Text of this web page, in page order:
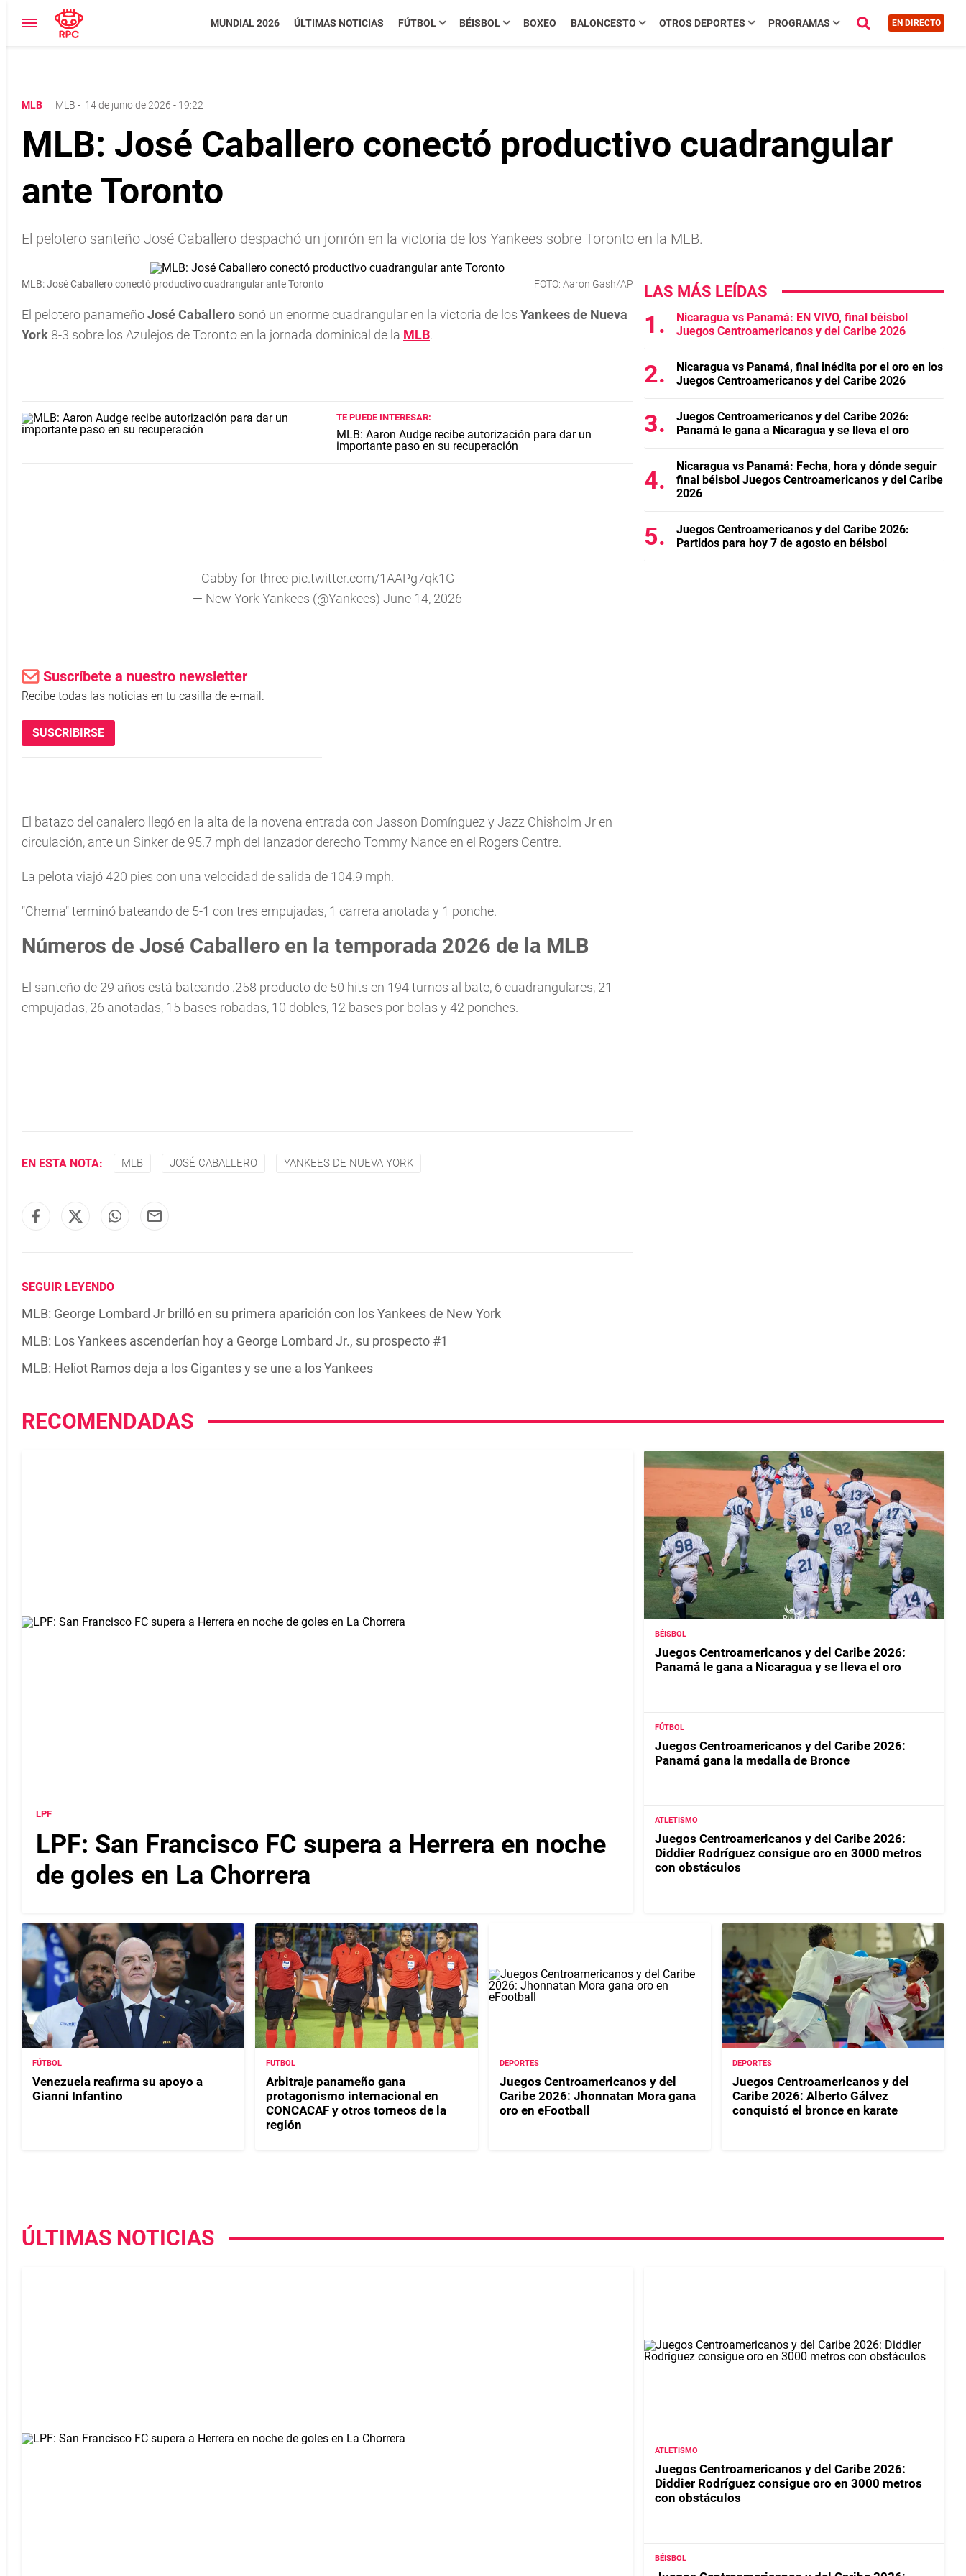
MUNDIAL 2026 ÚLTIMAS NOTICIAS FÚTBOL BÉISBOL BOXEO BALONCESTO OTROS DEPORTES PROGRAMAS EN DIRECTO
MLB MLB - 14 de junio de 2026 - 19:22
MLB: José Caballero conectó productivo cuadrangular
ante Toronto
El pelotero santeño José Caballero despachó un jonrón en la victoria de los Yankees sobre Toronto en la MLB.
MLB: José Caballero conectó productivo cuadrangular ante Toronto FOTO: Aaron Gash/AP
El pelotero panameñoJosé Caballero sonó un enorme cuadrangular en la victoria de los Yankees de Nueva
York 8-3 sobre los Azulejos de Toronto en la jornada dominical de la MLB.
TE PUEDE INTERESAR:
MLB: Aaron Audge recibe autorización para dar un
importante paso en su recuperación
Cabby for three pic.twitter.com/1AAPg7qk1G
— New York Yankees (@Yankees) June 14, 2026
Suscríbete a nuestro newsletter
Recibe todas las noticias en tu casilla de e-mail.
SUSCRIBIRSE
El batazo del canalero llegó en la alta de la novena entrada con Jasson Domínguez y Jazz Chisholm Jr en
circulación, ante un Sinker de 95.7 mph del lanzador derecho Tommy Nance en el Rogers Centre.
La pelota viajó 420 pies con una velocidad de salida de 104.9 mph.
"Chema" terminó bateando de 5-1 con tres empujadas, 1 carrera anotada y 1 ponche.
Números de José Caballero en la temporada 2026 de la MLB
El santeño de 29 años está bateando .258 producto de 50 hits en 194 turnos al bate, 6 cuadrangulares, 21
empujadas, 26 anotadas, 15 bases robadas, 10 dobles, 12 bases por bolas y 42 ponches.
EN ESTA NOTA: MLB JOSÉ CABALLERO YANKEES DE NUEVA YORK
SEGUIR LEYENDO
MLB: George Lombard Jr brilló en su primera aparición con los Yankees de New York
MLB: Los Yankees ascenderían hoy a George Lombard Jr., su prospecto #1
MLB: Heliot Ramos deja a los Gigantes y se une a los Yankees
LAS MÁS LEÍDAS
Nicaragua vs Panamá: EN VIVO, final béisbol
Juegos Centroamericanos y del Caribe 2026
Nicaragua vs Panamá, final inédita por el oro en los
Juegos Centroamericanos y del Caribe 2026
Juegos Centroamericanos y del Caribe 2026:
Panamá le gana a Nicaragua y se lleva el oro
Nicaragua vs Panamá: Fecha, hora y dónde seguir
final béisbol Juegos Centroamericanos y del Caribe
2026
Juegos Centroamericanos y del Caribe 2026:
Partidos para hoy 7 de agosto en béisbol
RECOMENDADAS
LPF
LPF: San Francisco FC supera a Herrera en noche
de goles en La Chorrera
BÉISBOL
Juegos Centroamericanos y del Caribe 2026:
Panamá le gana a Nicaragua y se lleva el oro
FÚTBOL
Juegos Centroamericanos y del Caribe 2026:
Panamá gana la medalla de Bronce
ATLETISMO
Juegos Centroamericanos y del Caribe 2026:
Diddier Rodríguez consigue oro en 3000 metros
con obstáculos
FÚTBOL
Venezuela reafirma su apoyo a
Gianni Infantino
FUTBOL
Arbitraje panameño gana
protagonismo internacional en
CONCACAF y otros torneos de la
región
DEPORTES
Juegos Centroamericanos y del
Caribe 2026: Jhonnatan Mora gana
oro en eFootball
DEPORTES
Juegos Centroamericanos y del
Caribe 2026: Alberto Gálvez
conquistó el bronce en karate
ÚLTIMAS NOTICIAS
ATLETISMO
Juegos Centroamericanos y del Caribe 2026:
Diddier Rodríguez consigue oro en 3000 metros
con obstáculos
BÉISBOL